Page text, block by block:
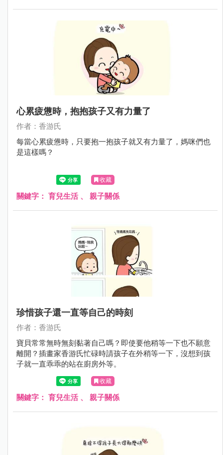
心累疲憊時，抱抱孩子又有力量了
作者：香游氏
每當心累疲憊時，只要抱一抱孩子就又有力量了，媽咪們也
是這樣嗎？
收藏
關鍵字： 育兒生活、 親子關係
珍惜孩子還一直等自己的時刻
作者：香游氏
寶貝常常無時無刻黏著自己嗎？即使要他稍等一下也不願意
離開？插畫家香游氏忙碌時請孩子在外稍等一下，沒想到孩
子就一直乖乖的站在廚房外等。
收藏
關鍵字： 育兒生活、 親子關係